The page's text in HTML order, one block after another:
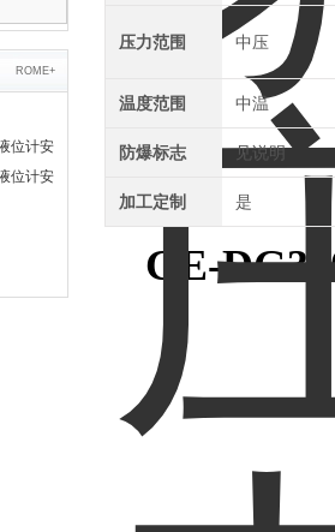
ROME+
位计安
位计安
压力范围 中压
温度范围 中温
防爆标志 见说明
加工定制 是
GE-